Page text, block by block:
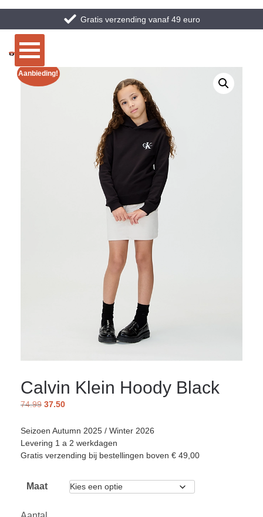
Gratis verzending vanaf 49 euro
Aanbieding!
Calvin Klein Hoody Black
74.99 37.50
Seizoen Autumn 2025 / Winter 2026
Levering 1 a 2 werkdagen
Gratis verzending bij bestellingen boven € 49,00
Maat